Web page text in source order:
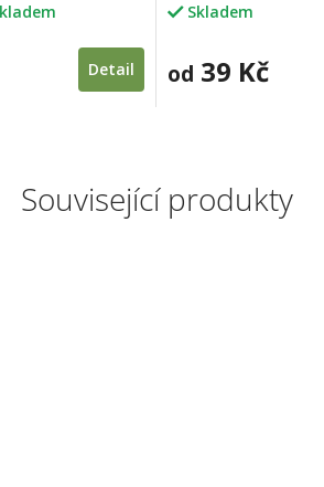
Související produkty
Detail
Skladem
od 39 Kč